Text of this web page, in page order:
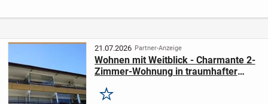
Wohnlage
21.07.2026 Partner-Anzeige
Wohnen mit Weitblick - Charmante 2-
Zimmer-Wohnung in traumhafter
Merken